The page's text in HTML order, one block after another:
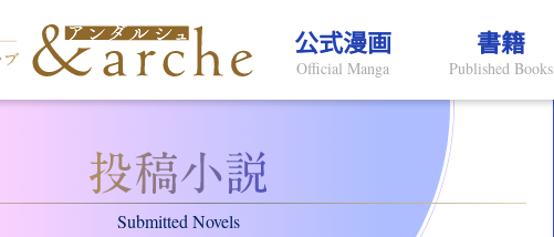
公式漫画
Official Manga
書籍
Published Books
Submitted Novels